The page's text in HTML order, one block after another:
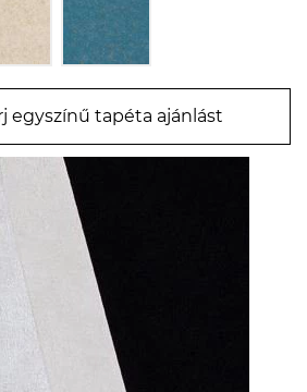
egyszínű tapéta ajánlást